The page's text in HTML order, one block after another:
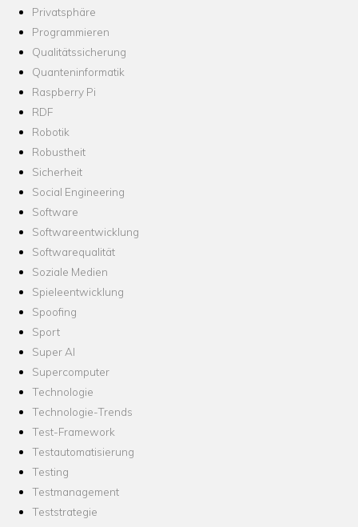
Privatsphäre
Programmieren
Qualitätssicherung
Quanteninformatik
Raspberry Pi
RDF
Robotik
Robustheit
Sicherheit
Social Engineering
Software
Softwareentwicklung
Softwarequalität
Soziale Medien
Spieleentwicklung
Spoofing
Sport
Super AI
Supercomputer
Technologie
Technologie-Trends
Test-Framework
Testautomatisierung
Testing
Testmanagement
Teststrategie